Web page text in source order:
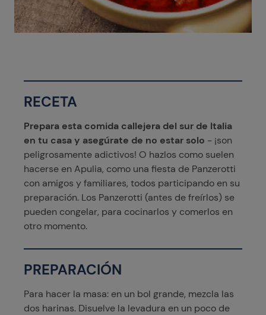
RECETA
Prepara esta comida callejera del sur de Italia
en tu casa y asegúrate de no estar solo - ¡son
peligrosamente adictivos! O hazlos como suelen
hacerse en Apulia, como una fiesta de Panzerotti
con amigos y familiares, todos participando en su
preparación. Los Panzerotti (antes de freírlos) se
pueden congelar, para cocinarlos y comerlos en
otro momento.
PREPARACIÓN
Para hacer la masa: en un bol grande, mezcla las
dos harinas. Disuelve la levadura en un poco de